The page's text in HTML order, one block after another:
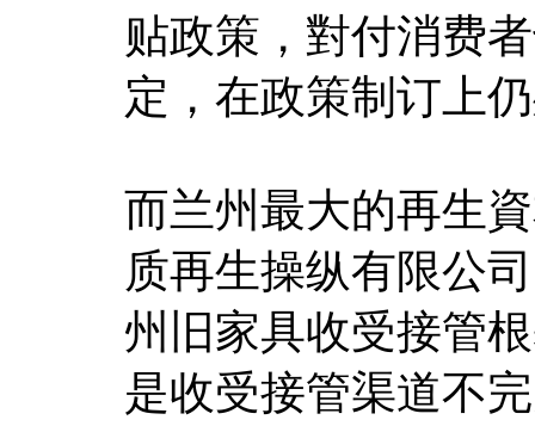
贴政策，對付消费
定，在政策制订上
而兰州最大的再生
质再生操纵有限公
州旧家具收受接管
是收受接管渠道不